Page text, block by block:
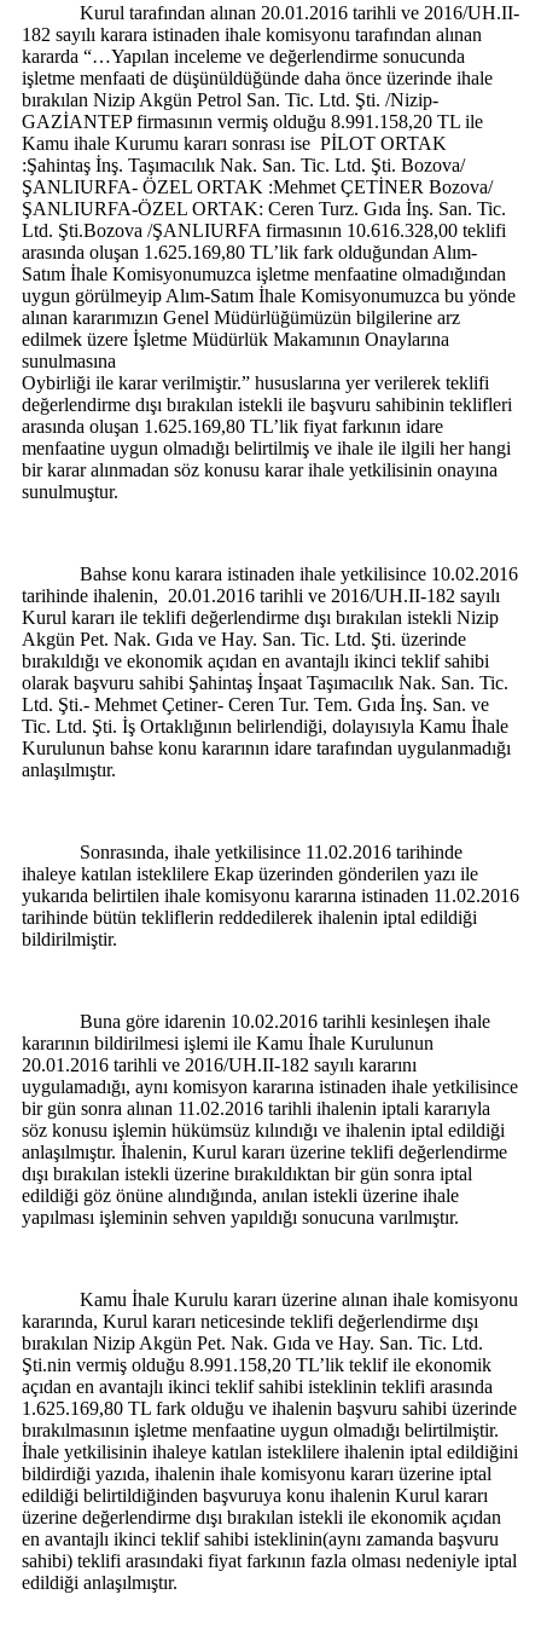
Kurul tarafından alınan 20.01.2016 tarihli ve 2016/UH.II-
182 sayılı karara istinaden ihale komisyonu tarafından alınan
kararda “…Yapılan inceleme ve değerlendirme sonucunda
işletme menfaati de düşünüldüğünde daha önce üzerinde ihale
bırakılan Nizip Akgün Petrol San. Tic. Ltd. Şti. /Nizip-
GAZİANTEP firmasının vermiş olduğu 8.991.158,20 TL ile
Kamu ihale Kurumu kararı sonrası ise PİLOT ORTAK
:Şahintaş İnş. Taşımacılık Nak. San. Tic. Ltd. Şti. Bozova/
ŞANLIURFA- ÖZEL ORTAK :Mehmet ÇETİNER Bozova/
ŞANLIURFA-ÖZEL ORTAK: Ceren Turz. Gıda İnş. San. Tic.
Ltd. Şti.Bozova /ŞANLIURFA firmasının 10.616.328,00 teklifi
arasında oluşan 1.625.169,80 TL’lik fark olduğundan Alım-
Satım İhale Komisyonumuzca işletme menfaatine olmadığından
uygun görülmeyip Alım-Satım İhale Komisyonumuzca bu yönde
alınan kararımızın Genel Müdürlüğümüzün bilgilerine arz
edilmek üzere İşletme Müdürlük Makamının Onaylarına
sunulmasına
Oybirliği ile karar verilmiştir.” hususlarına yer verilerek teklifi
değerlendirme dışı bırakılan istekli ile başvuru sahibinin teklifleri
arasında oluşan 1.625.169,80 TL’lik fiyat farkının idare
menfaatine uygun olmadığı belirtilmiş ve ihale ile ilgili her hangi
bir karar alınmadan söz konusu karar ihale yetkilisinin onayına
sunulmuştur.
Bahse konu karara istinaden ihale yetkilisince 10.02.2016
tarihinde ihalenin, 20.01.2016 tarihli ve 2016/UH.II-182 sayılı
Kurul kararı ile teklifi değerlendirme dışı bırakılan istekli Nizip
Akgün Pet. Nak. Gıda ve Hay. San. Tic. Ltd. Şti. üzerinde
bırakıldığı ve ekonomik açıdan en avantajlı ikinci teklif sahibi
olarak başvuru sahibi Şahintaş İnşaat Taşımacılık Nak. San. Tic.
Ltd. Şti.- Mehmet Çetiner- Ceren Tur. Tem. Gıda İnş. San. ve
Tic. Ltd. Şti. İş Ortaklığının belirlendiği, dolayısıyla Kamu İhale
Kurulunun bahse konu kararının idare tarafından uygulanmadığı
anlaşılmıştır.
Sonrasında, ihale yetkilisince 11.02.2016 tarihinde
ihaleye katılan isteklilere Ekap üzerinden gönderilen yazı ile
yukarıda belirtilen ihale komisyonu kararına istinaden 11.02.2016
tarihinde bütün tekliflerin reddedilerek ihalenin iptal edildiği
bildirilmiştir.
Buna göre idarenin 10.02.2016 tarihli kesinleşen ihale
kararının bildirilmesi işlemi ile Kamu İhale Kurulunun
20.01.2016 tarihli ve 2016/UH.II-182 sayılı kararını
uygulamadığı, aynı komisyon kararına istinaden ihale yetkilisince
bir gün sonra alınan 11.02.2016 tarihli ihalenin iptali kararıyla
söz konusu işlemin hükümsüz kılındığı ve ihalenin iptal edildiği
anlaşılmıştır. İhalenin, Kurul kararı üzerine teklifi değerlendirme
dışı bırakılan istekli üzerine bırakıldıktan bir gün sonra iptal
edildiği göz önüne alındığında, anılan istekli üzerine ihale
yapılması işleminin sehven yapıldığı sonucuna varılmıştır.
Kamu İhale Kurulu kararı üzerine alınan ihale komisyonu
kararında, Kurul kararı neticesinde teklifi değerlendirme dışı
bırakılan Nizip Akgün Pet. Nak. Gıda ve Hay. San. Tic. Ltd.
Şti.nin vermiş olduğu 8.991.158,20 TL’lik teklif ile ekonomik
açıdan en avantajlı ikinci teklif sahibi isteklinin teklifi arasında
1.625.169,80 TL fark olduğu ve ihalenin başvuru sahibi üzerinde
bırakılmasının işletme menfaatine uygun olmadığı belirtilmiştir.
İhale yetkilisinin ihaleye katılan isteklilere ihalenin iptal edildiğini
bildirdiği yazıda, ihalenin ihale komisyonu kararı üzerine iptal
edildiği belirtildiğinden başvuruya konu ihalenin Kurul kararı
üzerine değerlendirme dışı bırakılan istekli ile ekonomik açıdan
en avantajlı ikinci teklif sahibi isteklinin(aynı zamanda başvuru
sahibi) teklifi arasındaki fiyat farkının fazla olması nedeniyle iptal
edildiği anlaşılmıştır.